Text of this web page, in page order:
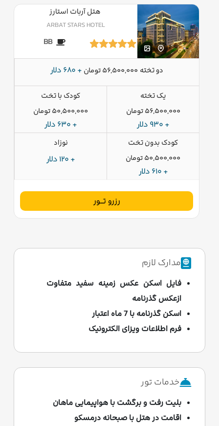
هتل آربات استارز
ARBAT STARS HOTEL
BB
دو تخته 56,500,000 تومان + 680 دلار
یک تخته
56,500,000 تومان
+ 930 دلار
کودک با تخت
50,500,000 تومان
+ 630 دلار
کودک بدون تخت
50,500,000 تومان
+ 610 دلار
نوزاد
+ 120 دلار
رزرو تــور
مدارک لازم
فایل اسکن عکس زمینه سفید متفاوت
ازعکس گذرنامه
اسکن گذرنامه با 7 ماه اعتبار
فرم اطلاعات ویزای الکترونیک
خدمات تور
بلیت رفت و برگشت با هواپیمایی ماهان
اقامت در هتل با صبحانه درمسکو